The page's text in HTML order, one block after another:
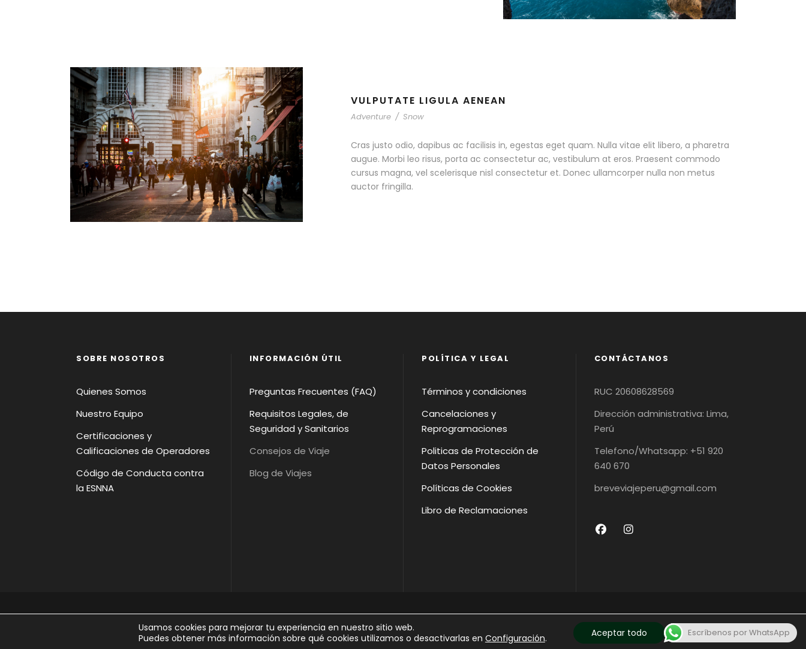
VULPUTATE LIGULA AENEAN
Adventure / Snow
Cras justo odio, dapibus ac facilisis in, egestas eget quam. Nulla vitae elit libero, a pharetra
augue. Morbi leo risus, porta ac consectetur ac, vestibulum at eros. Praesent commodo
cursus magna, vel scelerisque nisl consectetur et. Donec ullamcorper nulla non metus
auctor fringilla.
SOBRE NOSOTROS
Quienes Somos
Nuestro Equipo
Certificaciones y
Calificaciones de Operadores
Código de Conducta contra
la ESNNA
INFORMACIÓN ÚTIL
Preguntas Frecuentes (FAQ)
Requisitos Legales, de
Seguridad y Sanitarios
Consejos de Viaje
Blog de Viajes
POLÍTICA Y LEGAL
Términos y condiciones
Cancelaciones y
Reprogramaciones
Politicas de Protección de
Datos Personales
Políticas de Cookies
Libro de Reclamaciones
CONTÁCTANOS
RUC 20608628569
Dirección administrativa: Lima,
Perú
Telefono/Whatsapp: +51 920
640 670
breveviajeperu@gmail.com
COPYRIGHT 2025 BREVE VIAJE, TODOS LOS DERECHOS RESERVADOS
Usamos cookies para mejorar tu experiencia en nuestro sitio web.
Puedes obtener más información sobre qué cookies utilizamos o desactivarlas en Configuración. Aceptar todo Escríbenos por WhatsApp